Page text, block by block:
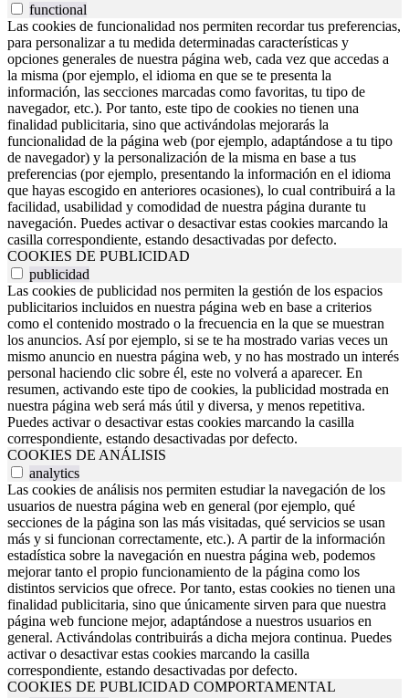
functional
Las cookies de funcionalidad nos permiten recordar tus preferencias,
para personalizar a tu medida determinadas características y
opciones generales de nuestra página web, cada vez que accedas a
la misma (por ejemplo, el idioma en que se te presenta la
información, las secciones marcadas como favoritas, tu tipo de
navegador, etc.). Por tanto, este tipo de cookies no tienen una
finalidad publicitaria, sino que activándolas mejorarás la
funcionalidad de la página web (por ejemplo, adaptándose a tu tipo
de navegador) y la personalización de la misma en base a tus
preferencias (por ejemplo, presentando la información en el idioma
que hayas escogido en anteriores ocasiones), lo cual contribuirá a la
facilidad, usabilidad y comodidad de nuestra página durante tu
navegación. Puedes activar o desactivar estas cookies marcando la
casilla correspondiente, estando desactivadas por defecto.
COOKIES DE PUBLICIDAD
publicidad
Las cookies de publicidad nos permiten la gestión de los espacios
publicitarios incluidos en nuestra página web en base a criterios
como el contenido mostrado o la frecuencia en la que se muestran
los anuncios. Así por ejemplo, si se te ha mostrado varias veces un
mismo anuncio en nuestra página web, y no has mostrado un interés
personal haciendo clic sobre él, este no volverá a aparecer. En
resumen, activando este tipo de cookies, la publicidad mostrada en
nuestra página web será más útil y diversa, y menos repetitiva.
Puedes activar o desactivar estas cookies marcando la casilla
correspondiente, estando desactivadas por defecto.
COOKIES DE ANÁLISIS
analytics
Las cookies de análisis nos permiten estudiar la navegación de los
usuarios de nuestra página web en general (por ejemplo, qué
secciones de la página son las más visitadas, qué servicios se usan
más y si funcionan correctamente, etc.). A partir de la información
estadística sobre la navegación en nuestra página web, podemos
mejorar tanto el propio funcionamiento de la página como los
distintos servicios que ofrece. Por tanto, estas cookies no tienen una
finalidad publicitaria, sino que únicamente sirven para que nuestra
página web funcione mejor, adaptándose a nuestros usuarios en
general. Activándolas contribuirás a dicha mejora continua. Puedes
activar o desactivar estas cookies marcando la casilla
correspondiente, estando desactivadas por defecto.
COOKIES DE PUBLICIDAD COMPORTAMENTAL